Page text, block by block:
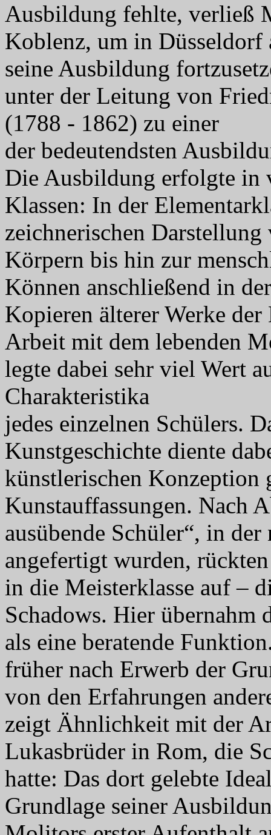
Ausbildung fehlte, verließ
Koblenz, um in Düsseldorf
seine Ausbildung
unter der Leitung von
(1788 - 1862) zu einer
der bedeutendsten
Die Ausbildung erfolgte in
Klassen: In der
zeichnerischen
Körpern bis hin zur
Können anschließend in
Kopieren älterer Werke
Arbeit mit dem lebenden
legte dabei sehr viel Wert
Charakteristika
jedes einzelnen Schülers.
Kunstgeschichte diente
künstlerischen Konzeption
Kunstauffassungen. Nach
ausübende Schüler“, in
angefertigt wurden,
in die Meisterklasse auf –
Schadows. Hier übernahm
als eine beratende
früher nach Erwerb der
von den Erfahrungen
zeigt Ähnlichkeit mit der
Lukasbrüder in Rom, die
hatte: Das dort gelebte
Grundlage seiner